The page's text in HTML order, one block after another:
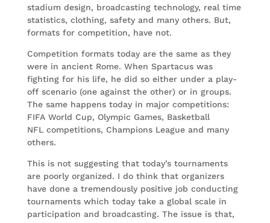
stadium design, broadcasting technology, real time
statistics, clothing, safety and many others. But,
formats for competition, have not.
Competition formats today are the same as they
were in ancient Rome. When Spartacus was
fighting for his life, he did so either under a play-
off scenario (one against the other) or in groups.
The same happens today in major competitions:
FIFA World Cup, Olympic Games, Basketball
NFL competitions, Champions League and many
others.
This is not suggesting that today’s tournaments
are poorly organized. I do think that organizers
have done a tremendously positive job conducting
tournaments which today take a global scale in
participation and broadcasting. The issue is that,